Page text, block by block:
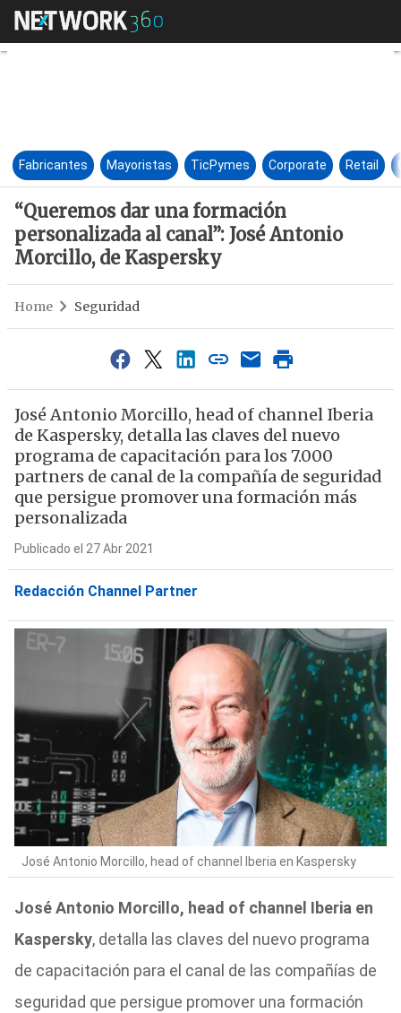
“Queremos dar una
Fabricantes Mayoristas TicPymes Corporate Retail
“Queremos dar una formación
personalizada al canal”: José Antonio
Morcillo, de Kaspersky
Home Seguridad
José Antonio Morcillo, head of channel Iberia
de Kaspersky, detalla las claves del nuevo
programa de capacitación para los 7.000
partners de canal de la compañía de seguridad
que persigue promover una formación más
personalizada
Publicado el 27 Abr 2021
Redacción Channel Partner
José Antonio Morcillo, head of channel Iberia en Kaspersky
José Antonio Morcillo, head of channel Iberia en
Kaspersky, detalla las claves del nuevo programa
de capacitación para el canal de las compañías de
seguridad que persigue promover una formación